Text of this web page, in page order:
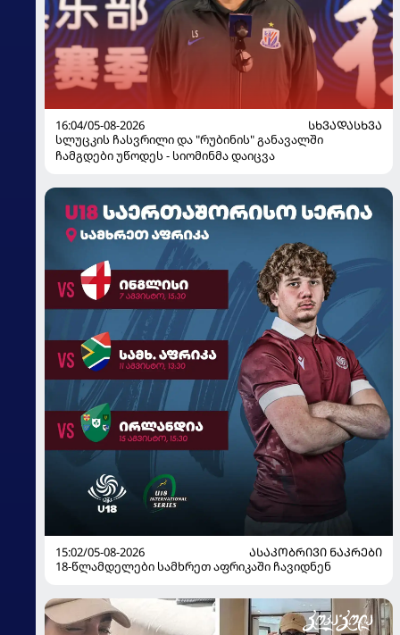
16:04/05-08-2026
ᲡᲮᲕᲐᲓᲐᲡᲮᲕᲐ
სლუცკის ჩასვრილი და "რუბინის" განავალში
ჩამგდები უწოდეს - სიომინმა დაიცვა
15:02/05-08-2026
ᲐᲡᲐᲙᲝᲑᲠᲘᲕᲘ ᲜᲐᲙᲠᲔᲑᲘ
18-წლამდელები სამხრეთ აფრიკაში ჩავიდნენ